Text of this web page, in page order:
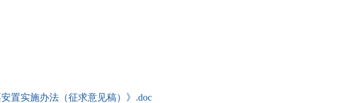
置实施办法（征求意见稿）》.doc